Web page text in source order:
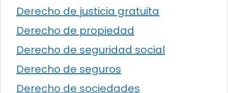
Derecho de justicia gratuita
Derecho de propiedad
Derecho de seguridad social
Derecho de seguros
Derecho de sociedades